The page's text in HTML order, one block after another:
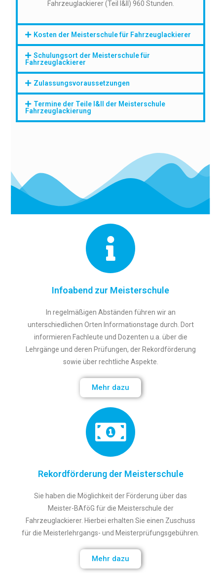
Fahrzeuglackierer (Teil I&II) 960 Stunden.
Kosten der Meisterschule für Fahrzeuglackierer
Schulungsort der Meisterschule für
Fahrzeuglackierer
Zulassungsvoraussetzungen
Termine der Teile I&II der Meisterschule
Fahrzeuglackierung
Infoabend zur Meisterschule
In regelmäßigen Abständen führen wir an
unterschiedlichen Orten Informationstage durch. Dort
informieren Fachleute und Dozenten u.a. über die
Lehrgänge und deren Prüfungen, der Rekordförderung
sowie über rechtliche Aspekte.
Mehr dazu
Rekordförderung der Meisterschule
Sie haben die Möglichkeit der Förderung über das
Meister-BAföG für die Meisterschule der
Fahrzeuglackierer. Hierbei erhalten Sie einen Zuschuss
für die Meisterlehrgangs- und Meisterprüfungsgebühren.
Mehr dazu